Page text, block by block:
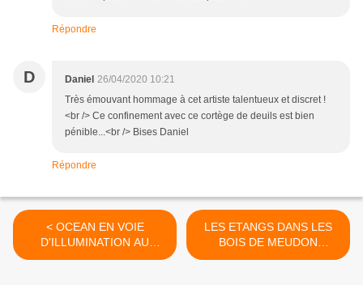
Répondre
D Daniel 26/04/2020 10:21
Très émouvant hommage à cet artiste talentueux et discret !
<br /> Ce confinement avec ce cortège de deuils est bien
pénible...<br /> Bises Daniel
Répondre
< OCEAN EN VOIE
D'ILLUMINATION AU
JARDIN DES PLANTES
LES ETANGS DANS LES
BOIS DE MEUDON
(28/05/2020) >